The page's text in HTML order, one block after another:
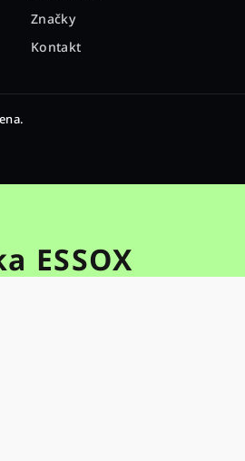
Značky
Kontakt
ESSOX